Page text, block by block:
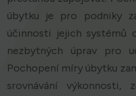
úbytku je pro podniky
účinnosti jejich systémů
nezbytných úprav pro
Pochopení míry úbytku
srovnávání výkonnosti,